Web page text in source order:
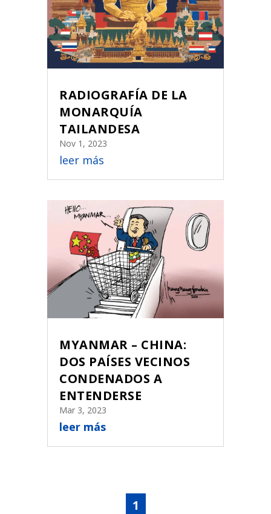
RADIOGRAFÍA DE LA
MONARQUÍA
TAILANDESA
Nov 1, 2023
leer más
MYANMAR – CHINA:
DOS PAÍSES VECINOS
CONDENADOS A
ENTENDERSE
Mar 3, 2023
leer más
1